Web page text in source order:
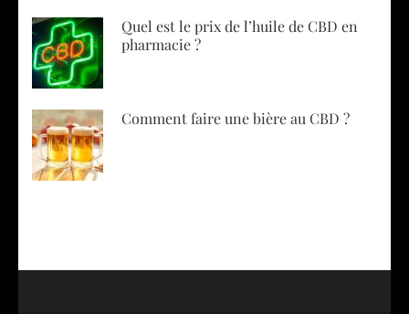
Quel est le prix de l’huile de CBD en
pharmacie ?
Comment faire une bière au CBD ?